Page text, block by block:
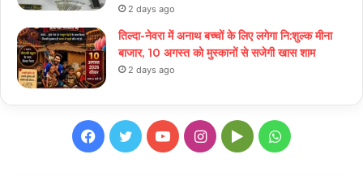
2 days ago
तिल्दा-नेवरा में अनाथ बच्चों के लिए लगेगा नि:शुल्क मीना
बाजार, 10 अगस्त को मुस्कानों से सजेगी खास शाम
2 days ago
Facebook
TwitterYouTubeInstagram
GoogleWhatsApp